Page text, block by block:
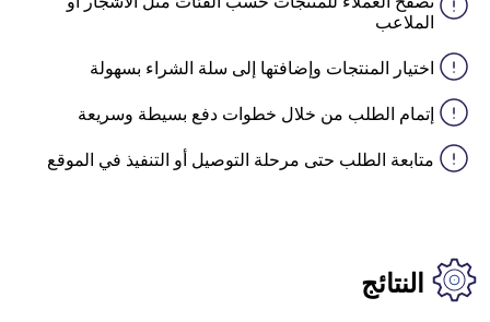
الملاعب
اختيار المنتجات وإضافتها إلى سلة الشراء بسهولة
إتمام الطلب من خلال خطوات دفع بسيطة وسريعة
متابعة الطلب حتى مرحلة التوصيل أو التنفيذ في الموقع
النتائج